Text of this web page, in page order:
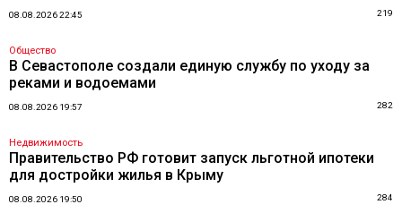
08.08.2026 22:45 219
Общество
В Севастополе создали единую службу по уходу за
реками и водоемами
08.08.2026 19:57 282
Недвижимость
Правительство РФ готовит запуск льготной ипотеки
для достройки жилья в Крыму
08.08.2026 19:50 284